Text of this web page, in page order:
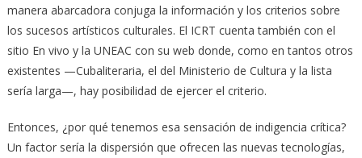
manera abarcadora conjuga la información y los criterios sobre
los sucesos artísticos culturales. El ICRT cuenta también con el
sitio En vivo y la UNEAC con su web donde, como en tantos otros
existentes —Cubaliteraria, el del Ministerio de Cultura y la lista
sería larga—, hay posibilidad de ejercer el criterio.
Entonces, ¿por qué tenemos esa sensación de indigencia crítica?
Un factor sería la dispersión que ofrecen las nuevas tecnologías,